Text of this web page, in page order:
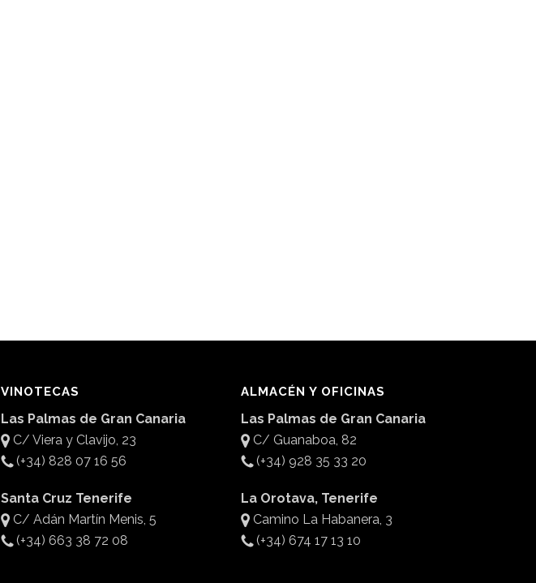
VINOTECAS
Las Palmas de Gran Canaria
C/ Viera y Clavijo, 23
(+34) 828 07 16 56
Santa Cruz Tenerife
C/ Adán Martín Menis, 5
(+34) 663 38 72 08
ALMACÉN Y OFICINAS
Las Palmas de Gran Canaria
C/ Guanaboa, 82
(+34) 928 35 33 20
La Orotava, Tenerife
Camino La Habanera, 3
(+34) 674 17 13 10